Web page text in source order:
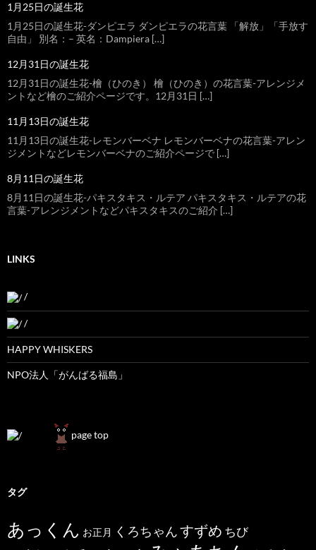
1月25日の誕生花
1月25日の誕生花-ダンピエラ ダンピエラの花言葉 「解放」「手放す
自由」 別名：– 英名：Dampiera […]
12月31日の誕生花
12月31日の誕生花-檜（ひのき） 檜（ひのき）の花言葉-アレンジメ
ントなど檜のご紹介ページです。12月31日 […]
11月13日の誕生花
11月13日の誕生花-レモンバーベナ レモンバーベナの花言葉-アレン
ジメントなどレモンバーベナのご紹介ページで […]
8月11日の誕生花
8月11日の誕生花-パキスタキス・ルテア パキスタキス・ルテアの花
言葉-アレンジメントなどパキスタキスのご紹介 […]
LINKS
/
/
HAPPY WHISKERS
NPO法人「がんばる福島」
page top
タグ
あっくん お正月 くろちゃんすずめ ちび